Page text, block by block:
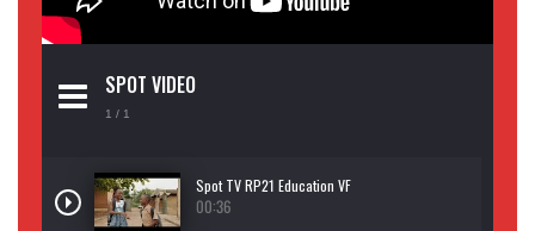
SPOT VIDEO
1 / 1
Spot TV RP21 Education VF
00:36